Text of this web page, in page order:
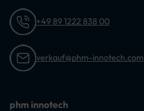
+49 89 1222 838 00
verkauf@phm-innotech.com
phm innotech